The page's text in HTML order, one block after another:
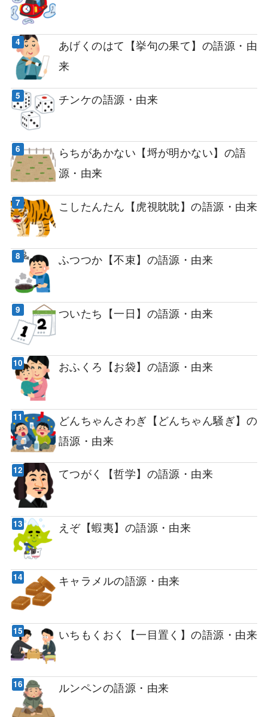
あげくのはて【挙句の果て】の語源・由
来
チンケの語源・由来
らちがあかない【埒が明かない】の語
源・由来
こしたんたん【虎視眈眈】の語源・由来
ふつつか【不束】の語源・由来
ついたち【一日】の語源・由来
おふくろ【お袋】の語源・由来
どんちゃんさわぎ【どんちゃん騒ぎ】の
語源・由来
てつがく【哲学】の語源・由来
えぞ【蝦夷】の語源・由来
キャラメルの語源・由来
いちもくおく【一目置く】の語源・由来
ルンペンの語源・由来